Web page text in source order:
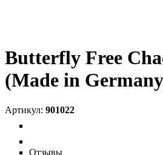
Butterfly Free
(Made in
901022
Отзывы